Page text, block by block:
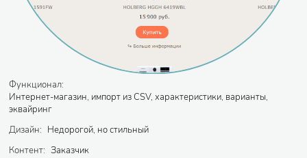
Функционал:
Интернет-магазин, импорт из CSV, характеристики, варианты,
эквайринг
Дизайн: Недорогой, но стильный
Контент: Заказчик